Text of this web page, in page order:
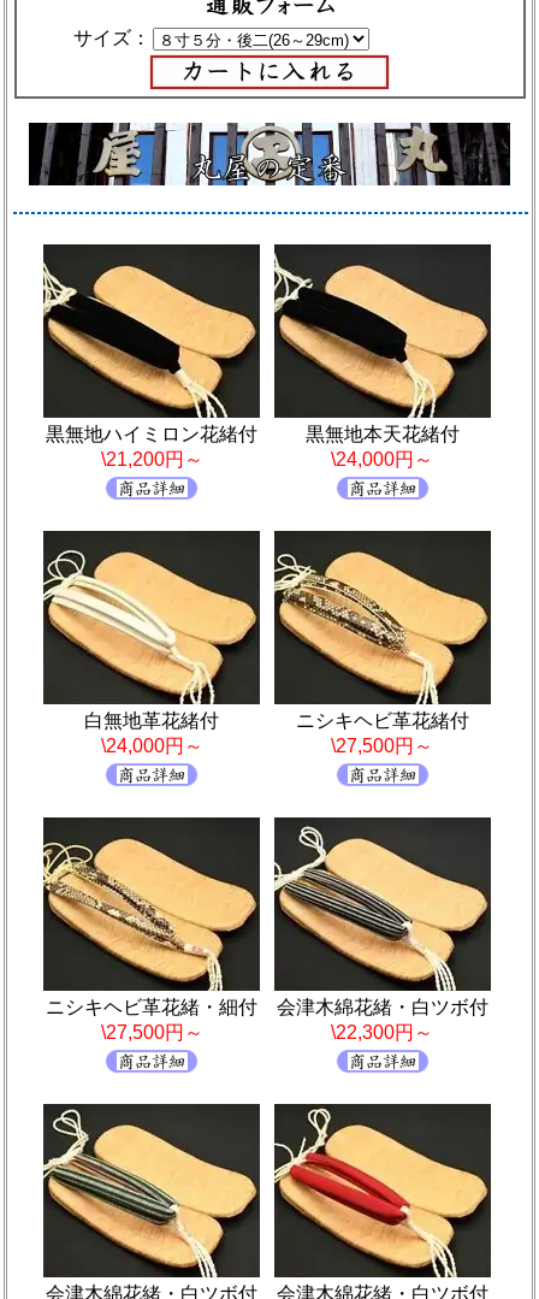
サイズ：
黒無地ハイミロン花緒付
\21,200円～
黒無地本天花緒付
\24,000円～
白無地革花緒付
\24,000円～
ニシキヘビ革花緒付
\27,500円～
ニシキヘビ革花緒・細付
\27,500円～
会津木綿花緒・白ツボ付
\22,300円～
会津木綿花緒・白ツボ付
会津木綿花緒・白ツボ付